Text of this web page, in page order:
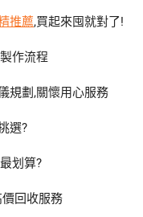
推薦,買起來囤就對了!
製作流程
規劃,關懷用心服務
選?
划算?
回收服務